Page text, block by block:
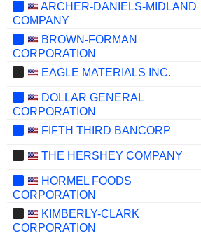
ARCHER-DANIELS-MIDLAND
COMPANY
BROWN-FORMAN
CORPORATION
EAGLE MATERIALS INC.
DOLLAR GENERAL
CORPORATION
FIFTH THIRD BANCORP
THE HERSHEY COMPANY
HORMEL FOODS
CORPORATION
KIMBERLY-CLARK
CORPORATION